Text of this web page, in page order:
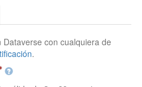
con cualquiera de
.